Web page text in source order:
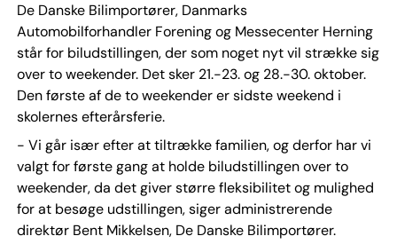
De Danske Bilimportører, Danmarks
Automobilforhandler Forening og Messecenter Herning
står for biludstillingen, der som noget nyt vil strække sig
over to weekender. Det sker 21.-23. og 28.-30. oktober.
Den første af de to weekender er sidste weekend i
skolernes efterårsferie.
- Vi går især efter at tiltrække familien, og derfor har vi
valgt for første gang at holde biludstillingen over to
weekender, da det giver større fleksibilitet og mulighed
for at besøge udstillingen, siger administrerende
direktør Bent Mikkelsen, De Danske Bilimportører.